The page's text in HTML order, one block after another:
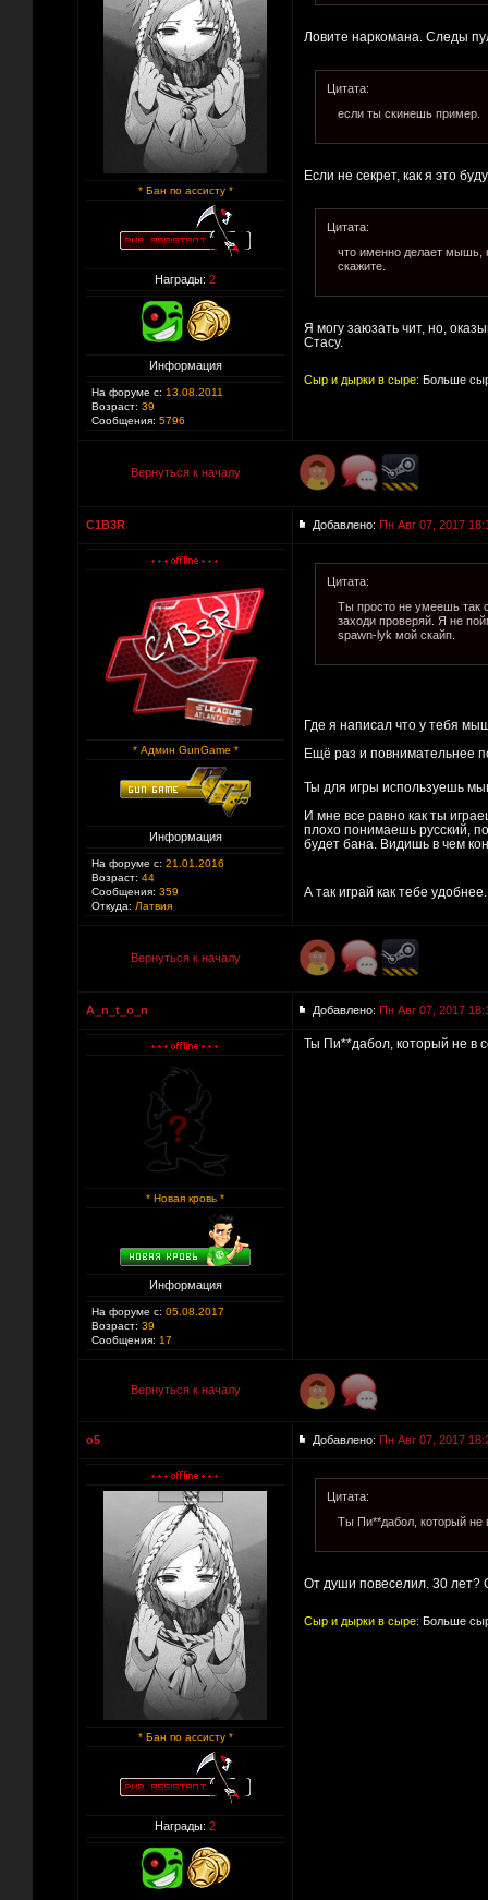
* Бан по ассисту *
Награды: 2
Информация
На форуме с: 13.08.2011
Возраст: 39
Сообщения: 5796
Ловите наркомана. Следы
Цитата:
если ты скинешь пример.
Если не секрет, как я это
Цитата:
что именно делает мышь,
скажите.
Я могу заюзать чит, но,
Стасу.
Сыр и дырки в сыре: Больше
Вернуться к началу
C1B3R Добавлено: Пн Авг 07, 2017
* Админ GunGame *
Информация
На форуме с: 21.01.2016
Возраст: 44
Сообщения: 359
Откуда: Латвия
Цитата:
Ты просто не умеешь так
заходи проверяй. Я не
spawn-lyk мой скайп.
Где я написал что у тебя
Ещё раз и повнимательнее
Ты для игры используешь
И мне все равно как ты
плохо понимаешь русский,
будет бана. Видишь в чем
А так играй как тебе
Вернуться к началу
A_n_t_o_n Добавлено: Пн Авг 07, 2017
* Новая кровь *
Информация
На форуме с: 05.08.2017
Возраст: 39
Сообщения: 17
Ты Пи**дабол, который не в
Вернуться к началу
o5 Добавлено: Пн Авг 07, 2017
* Бан по ассисту *
Награды: 2
Цитата:
Ты Пи**дабол, который не
От души повеселил. 30 лет?
Сыр и дырки в сыре: Больше